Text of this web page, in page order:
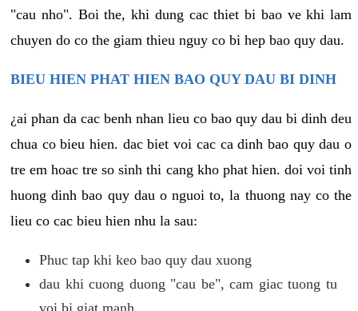
"cau nho". Boi the, khi dung cac thiet bi bao ve khi lam
chuyen do co the giam thieu nguy co bi hep bao quy dau.
BIEU HIEN PHAT HIEN BAO QUY DAU BI DINH
¿ai phan da cac benh nhan lieu co bao quy dau bi dinh deu
chua co bieu hien. dac biet voi cac ca dinh bao quy dau o
tre em hoac tre so sinh thi cang kho phat hien. doi voi tinh
huong dinh bao quy dau o nguoi to, la thuong nay co the
lieu co cac bieu hien nhu la sau:
Phuc tap khi keo bao quy dau xuong
dau khi cuong duong "cau be", cam giac tuong tu